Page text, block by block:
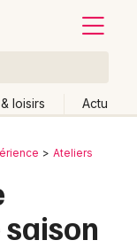
loisirs Actu
Ateliers
Effacer les dates